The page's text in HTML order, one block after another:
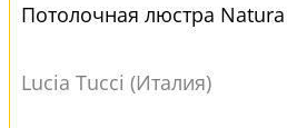
Потолочная люстра
Lucia Tucci (Италия)